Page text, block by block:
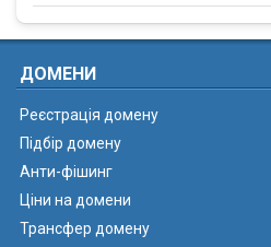
ДОМЕНИ
Реєстрація домену
Підбір домену
Анти-фішинг
Ціни на домени
Трансфер домену